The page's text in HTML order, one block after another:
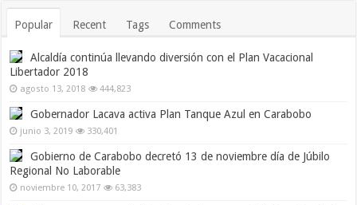
Popular Recent Tags Comments
Alcaldía continúa llevando diversión con el Plan Vacacional
Libertador 2018
agosto 13, 2018 444,823
Gobernador Lacava activa Plan Tanque Azul en Carabobo
junio 3, 2019 330,401
Gobierno de Carabobo decretó 13 de noviembre día de Júbilo
Regional No Laborable
noviembre 10, 2017 63,383